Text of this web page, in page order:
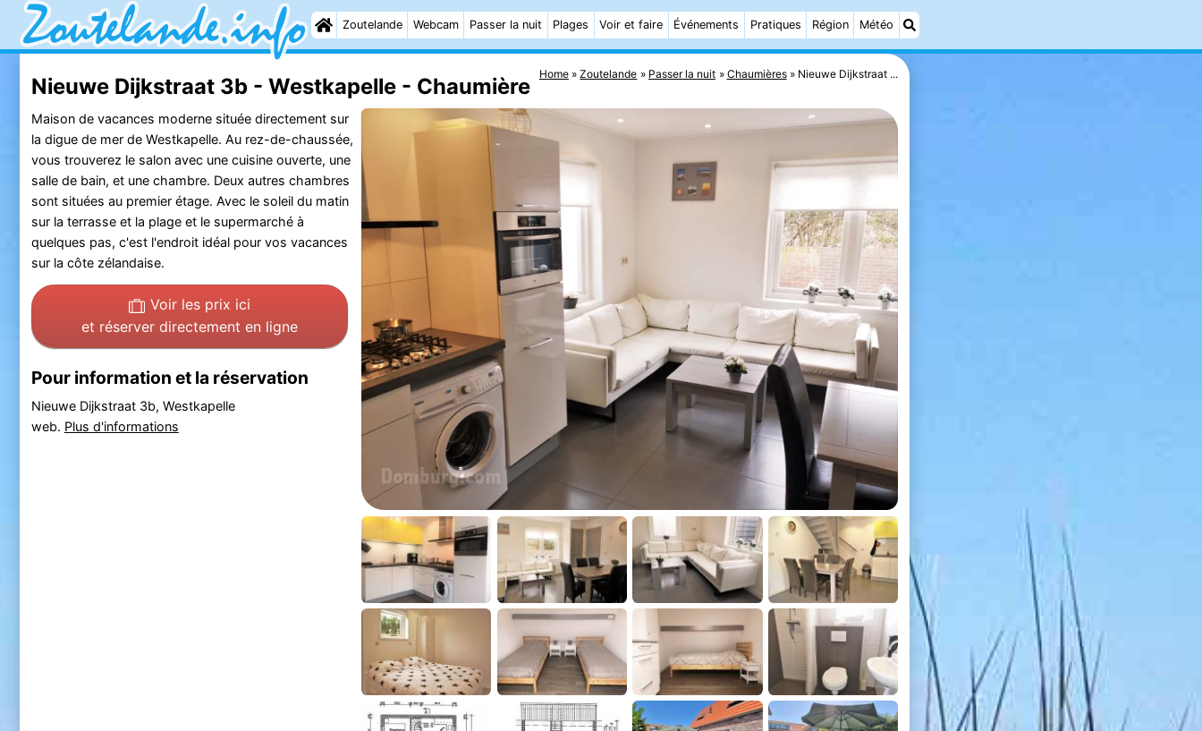
Zoutelande Webcam Passer la nuit Plages Voir et faire Événements Pratiques Région Météo
Home Zoutelande Passer la nuit Chaumières Nieuwe Dijkstraat ...
Nieuwe Dijkstraat 3b - Westkapelle - Chaumière
Maison de vacances moderne située directement sur
la digue de mer de Westkapelle. Au rez-de-chaussée,
vous trouverez le salon avec une cuisine ouverte, une
salle de bain, et une chambre. Deux autres chambres
sont situées au premier étage. Avec le soleil du matin
sur la terrasse et la plage et le supermarché à
quelques pas, c'est l'endroit idéal pour vos vacances
sur la côte zélandaise.
Voir les prix ici
et réserver directement en ligne
Pour information et la réservation
Nieuwe Dijkstraat 3b, Westkapelle
web. Plus d'informations